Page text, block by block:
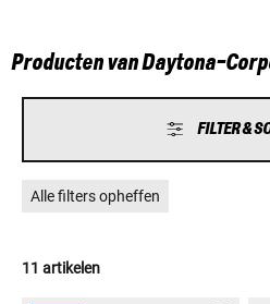
motortuning uit. Vandaag de
motorindustrie, op een
niet is veranderd, is het typisch
hier.
Producten van Daytona-
FILTER &
Alle filters opheffen
11 artikelen